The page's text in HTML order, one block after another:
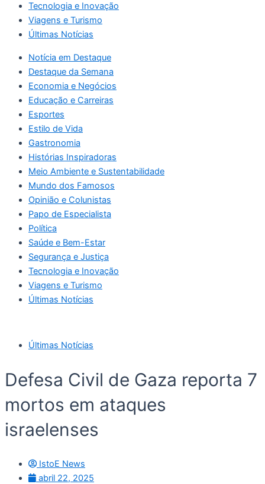
Tecnologia e Inovação
Viagens e Turismo
Últimas Notícias
Notícia em Destaque
Destaque da Semana
Economia e Negócios
Educação e Carreiras
Esportes
Estilo de Vida
Gastronomia
Histórias Inspiradoras
Meio Ambiente e Sustentabilidade
Mundo dos Famosos
Opinião e Colunistas
Papo de Especialista
Política
Saúde e Bem-Estar
Segurança e Justiça
Tecnologia e Inovação
Viagens e Turismo
Últimas Notícias
Últimas Notícias
Defesa Civil de Gaza reporta 7
mortos em ataques
israelenses
IstoE News
abril 22, 2025